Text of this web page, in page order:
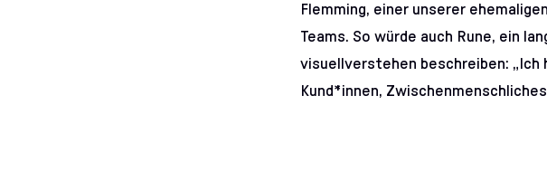
Flemming, einer unserer
Teams. So würde auch Rune, ein
visuellverstehen beschreiben: „Ich
Kund*innen,